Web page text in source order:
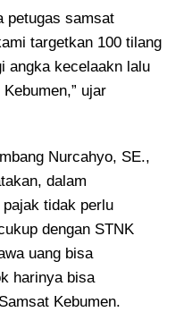
petugas samsat
targetkan 100 tilang
angka kecelaakn lalu
ujar
Nurcahyo, SE.,
dalam
tidak perlu
dengan STNK
uang bisa
harinya bisa
Kebumen.